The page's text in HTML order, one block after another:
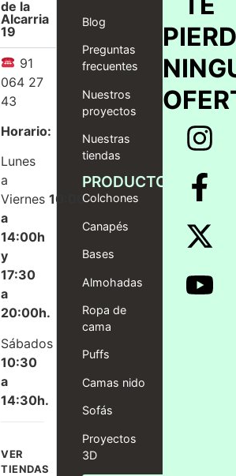
de la
Alcarria
19
91
064 27
43
Horario:
Lunes
a
Viernes10:00
a
14:00h
y
17:30
a
20:00h.
Sábados
10:30
a
14:30h.
VER
TIENDAS
Blog
Preguntas
frecuentes
Nuestros
proyectos
Nuestras
tiendas
PRODUCTOS
Colchones
Canapés
Bases
Almohadas
Ropa de
cama
Puffs
Camas nido
Sofás
Proyectos
3D